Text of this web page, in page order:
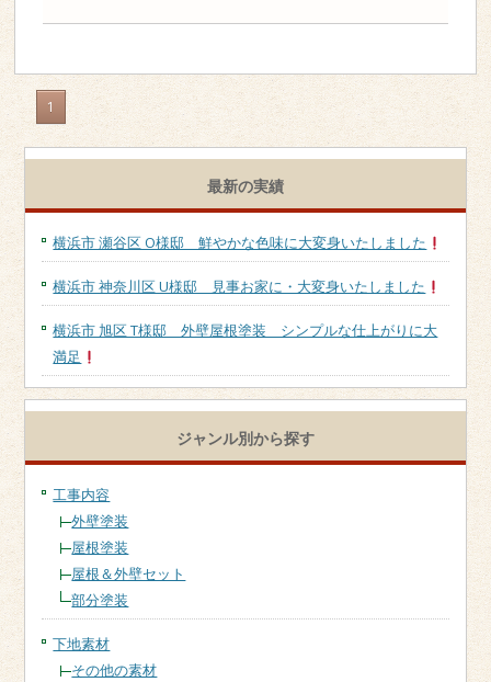
1
最新の実績
横浜市 瀬谷区 O様邸 鮮やかな色味に大変身いたしました
横浜市 神奈川区 U様邸 見事お家に・大変身いたしました
横浜市 旭区 T様邸 外壁屋根塗装 シンプルな仕上がりに大
満足
ジャンル別から探す
工事内容
外壁塗装
屋根塗装
屋根＆外壁セット
部分塗装
下地素材
その他の素材